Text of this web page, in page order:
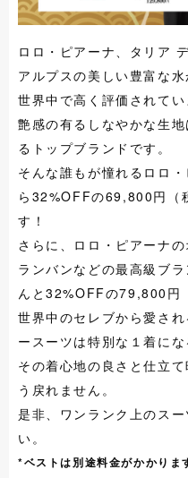
ロロ・ピアーナ、タリア
アルプスの美しい豊富な
世界中で高く評価されてい
艶感の有るしなやかな生
るトップブランドです。
そんな誰もが憧れるロロ
ら32%OFFの69,800円（
す！
さらに、ロロ・ピアーナ
ランバンなどの最高級ブ
んと32%OFFの79,800円
世界中のセレブから愛さ
ースーツは特別な１着にな
その着心地の良さと仕立
う戻れません。
是非、ワンランク上のス
い。
*ベストは別途料金がかかりま